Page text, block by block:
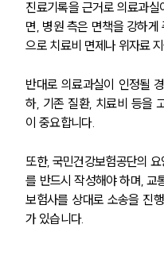
진료기록을 근거로 의료과
면, 병원 측은 면책을 강하게
으로 치료비 면제나 위자료
반대로 의료과실이 인정될
하, 기존 질환, 치료비 등을
이 중요합니다.
또한, 국민건강보험공단의
를 반드시 작성해야 하며, 교
보험사를 상대로 소송을 진
가 있습니다.